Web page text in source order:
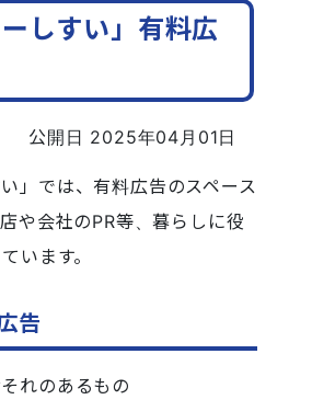
まちづくり
ーしすい」有料広
公開日 2025年04月01日
」では、有料広告のスペース
や会社のPR等、暮らしに役
います。
告
れのあるもの